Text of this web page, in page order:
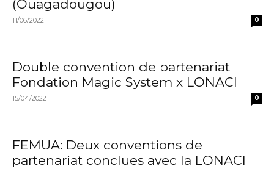
(Ouagadougou)
11/06/2022 0
Double convention de partenariat
Fondation Magic System x LONACI
15/04/2022 0
FEMUA: Deux conventions de
partenariat conclues avec la LONACI